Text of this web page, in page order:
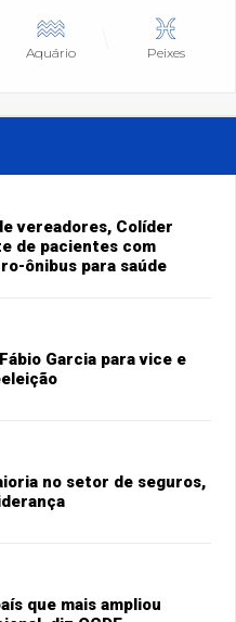
Aquário Peixes
vereadores, Colíder
de pacientes com
ônibus para saúde
Garcia para vice e
no setor de seguros,
que mais ampliou